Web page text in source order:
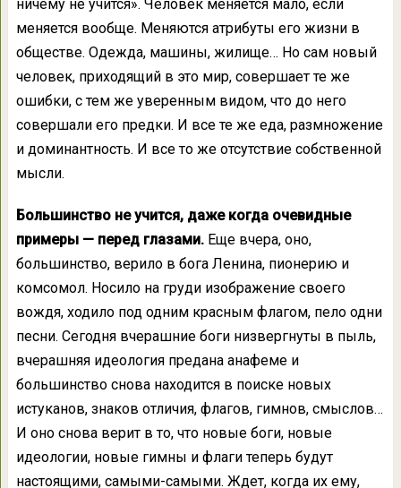
ничему не учится». Человек меняется мало, если
меняется вообще. Меняются атрибуты его жизни в
обществе. Одежда, машины, жилище… Но сам новый
человек, приходящий в это мир, совершает те же
ошибки, с тем же уверенным видом, что до него
совершали его предки. И все те же еда, размножение
и доминантность. И все то же отсутствие собственной
мысли.
Большинство не учится, даже когда очевидные
примеры — перед глазами. Еще вчера, оно,
большинство, верило в бога Ленина, пионерию и
комсомол. Носило на груди изображение своего
вождя, ходило под одним красным флагом, пело одни
песни. Сегодня вчерашние боги низвергнуты в пыль,
вчерашняя идеология предана анафеме и
большинство снова находится в поиске новых
истуканов, знаков отличия, флагов, гимнов, смыслов…
И оно снова верит в то, что новые боги, новые
идеологии, новые гимны и флаги теперь будут
настоящими, самыми-самыми. Ждет, когда их ему,